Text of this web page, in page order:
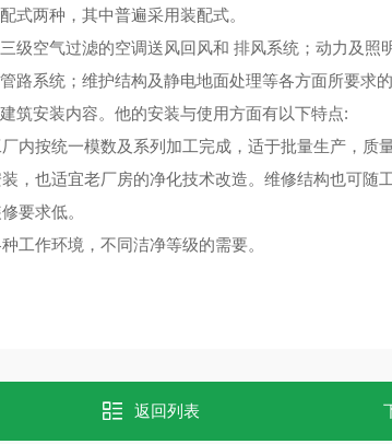
两种，其中普遍采用装配式。
空气过滤的空调送风回风和 排风系统；动力及照
路系统；维护结构及静电地面处理等各方面所要求
筑安装内容。他的安装与使用方面有以下特点:
内按统一模数及系列加工完成，适于批量生产，质
，也适宜老厂房的净化技术改造。维修结构也可随
要求低。
工作环境，不同洁净等级的需要。
返回列表